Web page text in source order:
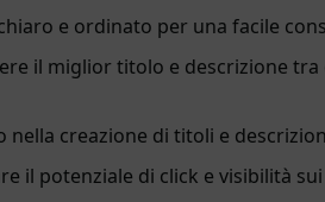
e ordinato per una facile
il miglior titolo e descrizione
nella creazione di titoli e
il potenziale di click e visibilità